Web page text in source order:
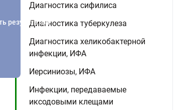
Диагностика сифилиса
Диагностика туберкулеза
Диагностика хеликобактерной
инфекции, ИФА
Иерсиниозы, ИФА
Инфекции, передаваемые
иксодовыми клещами
результатов